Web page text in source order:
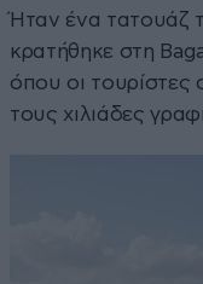
Ήταν ένα τατουάζ
κρατήθηκε στη
όπου οι τουρίστες
τους χιλιάδες